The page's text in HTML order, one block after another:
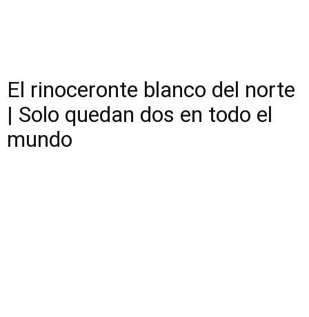
El rinoceronte blanco del norte
| Solo quedan dos en todo el
mundo